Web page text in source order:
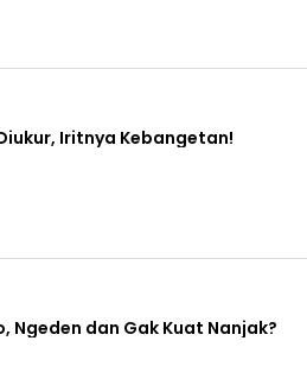
Iritnya Kebangetan!
Ngeden dan Gak Kuat Nanjak?